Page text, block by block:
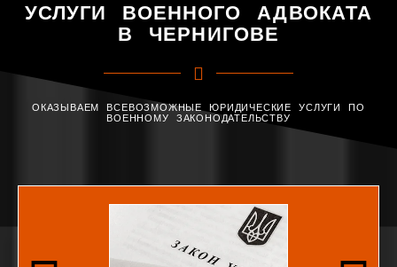
УСЛУГИ ВОЕННОГО АДВОКАТА
В ЧЕРНИГОВЕ
ОКАЗЫВАЕМ ВСЕВОЗМОЖНЫЕ ЮРИДИЧЕСКИЕ УСЛУГИ ПО
ВОЕННОМУ ЗАКОНОДАТЕЛЬСТВУ